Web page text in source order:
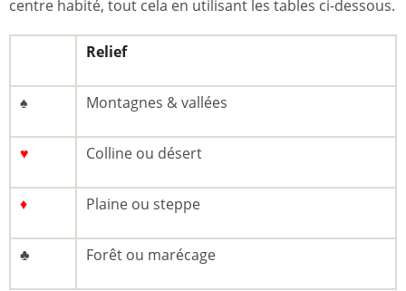
centre habité, tout cela en utilisant les tables ci-dessous.
Relief
♠ Montagnes & vallées
♥ Colline ou désert
♦ Plaine ou steppe
♣ Forêt ou marécage